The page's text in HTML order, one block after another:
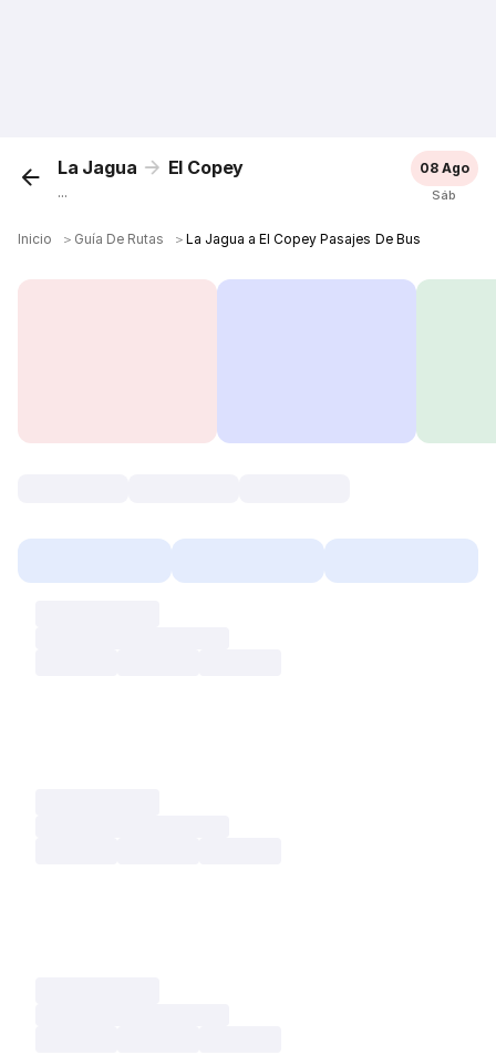
La Jagua El Copey
...
08 Ago
Sáb
Inicio ＞ Guía De Rutas ＞La Jagua a El Copey Pasajes De Bus